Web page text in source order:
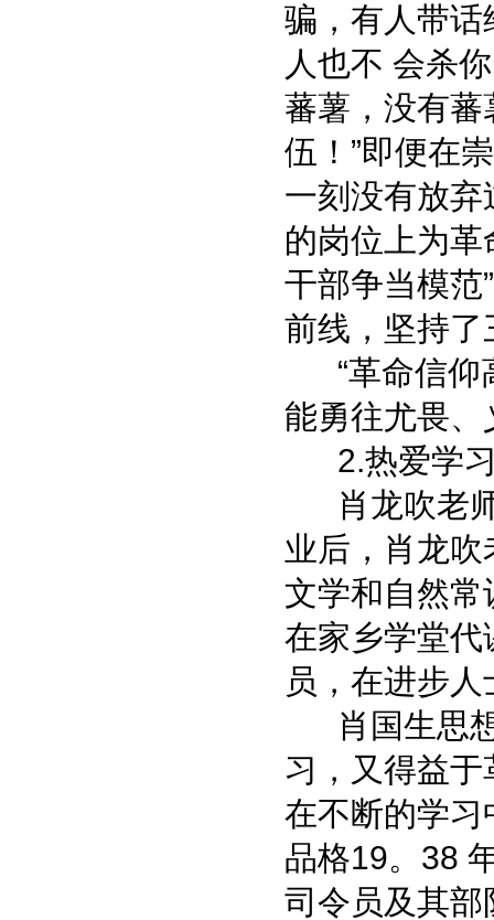
骗，有人带话
人也不 会杀
蕃薯，没有
伍！”即便在
一刻没有放
的岗位上为革
干部争当模范
前线，坚持
“革命信仰
能勇往尤畏、
2.热爱学习
肖龙吹老师
业后，肖龙
文学和自然
在家乡学堂
员，在进步
肖国生思想
习，又得益
在不断的学
品格19。38
司令员及其